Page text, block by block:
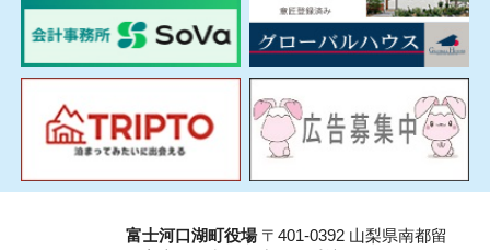
富士河口湖町役場〒401-0392 山梨県南都留